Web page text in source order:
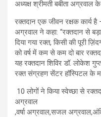
अध्यक्ष श्रीमती बबीता
रक्तदान एक जीवन रक्षक कार्य है
अग्रवाल ने कहा: “रक्तदान से
दिया गया रक्त, किसी की पूरी
को वर्ष में कम से कम दो बार
यह रक्तदान शिविर डॉ. लोकेश
रक्त संग्रहण सेंटर हॉस्पिटल के
10 लोगों ने किया स्वेच्छा से
अग्रवाल
,वर्षा अग्रवाल,सजल